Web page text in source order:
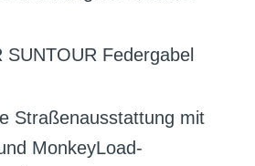
SUNTOUR Federgabel
Straßenausstattung mit
MonkeyLoad-